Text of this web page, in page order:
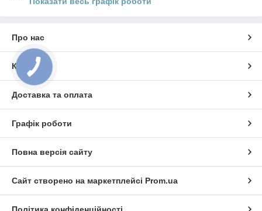
Про нас
Контакти
Доставка та оплата
Графік роботи
Повна версія сайту
Сайт створено на маркетплейсі Prom.ua